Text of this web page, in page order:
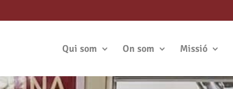
Qui som On som Missió